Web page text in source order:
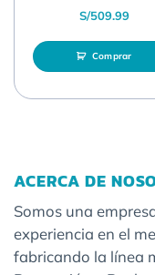
S/509.99
Comprar
ACERCA DE
Somos una
experiencia en el
fabricando la línea